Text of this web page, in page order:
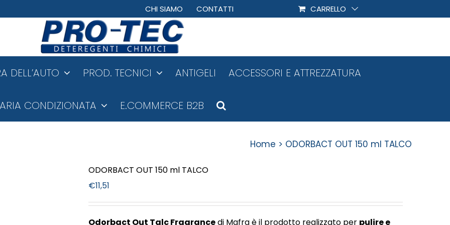
CHI SIAMO CONTATTI CARRELLO
DELL’AUTO PROD. TECNICI ANTIGELI ACCESSORI E ATTREZZATURA
ARIA CONDIZIONATA E.COMMERCE B2B
Home ODORBACT OUT 150 ml TALCO
ODORBACT OUT 150 ml TALCO
€11,51
Odorbact Out Talc Fragrancedi Mafra è il prodotto realizzato per pulire e